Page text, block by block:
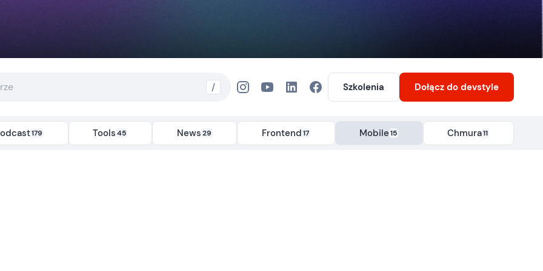
/ Szkolenia Dołącz do devstyle
179 Tools 45 News29 Frontend17 Mobile15 Chmura11